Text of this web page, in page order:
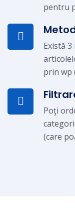
pentru
Există
prin wp
Poţi
(care